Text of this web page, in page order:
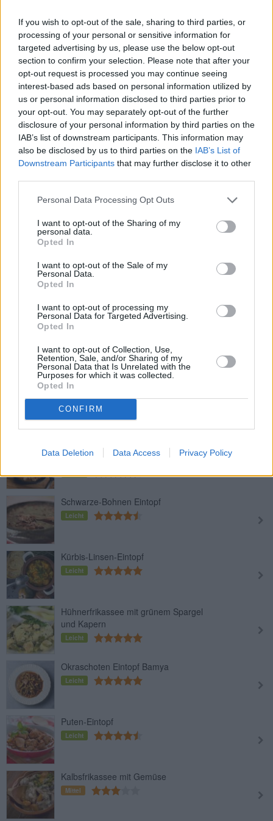
If you wish to opt-out of the sale, sharing to third parties, or
processing of your personal or sensitive information for
targeted advertising by us, please use the below opt-out
section to confirm your selection. Please note that after your
opt-out request is processed you may continue seeing
interest-based ads based on personal information utilized by
us or personal information disclosed to third parties prior to
your opt-out. You may separately opt-out of the further
disclosure of your personal information by third parties on the
IAB’s list of downstream participants. This information may
also be disclosed by us to third parties on the IAB’s List of
Downstream Participants that may further disclose it to other
Personal Data Processing Opt Outs
I want to opt-out of the Sharing of my
personal data.
Opted In
I want to opt-out of the Sale of my
Personal Data.
Opted In
I want to opt-out of processing my
Personal Data for Targeted Advertising.
Opted In
I want to opt-out of Collection, Use,
Retention, Sale, and/or Sharing of my
Personal Data that Is Unrelated with the
Purposes for which it was collected.
Opted In
CONFIRM
Data Deletion Data Access Privacy Policy
Top
Ähnliche Rezepte
Lammfrikassee
Mittel
Rollgerste-Kürbis Eintopf
Leicht
Mexikanischer Eintopf
Linseneintopf mit Frankfurter
Leicht
Erbseneintopf
Mittel
Omas einfacher Wursteintopf
Leicht
Fabada asturiana - Spanischer
Bohneneintopf
Schwarze-Bohnen Eintopf
Leicht
Kürbis-Linsen-Eintopf
Leicht
Hühnerfrikassee mit grünem Spargel
und Kapern
Leicht
Okraschoten Eintopf Bamya
Leicht
Puten-Eintopf
Leicht
Kalbsfrikassee mit Gemüse
Mittel